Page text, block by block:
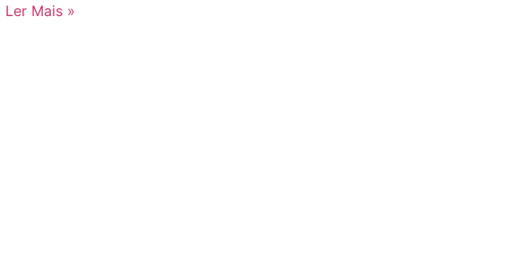
Ler Mais »